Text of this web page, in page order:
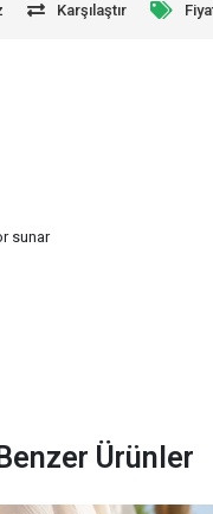
Karşılaştır
sunar
Benzer Ürünler